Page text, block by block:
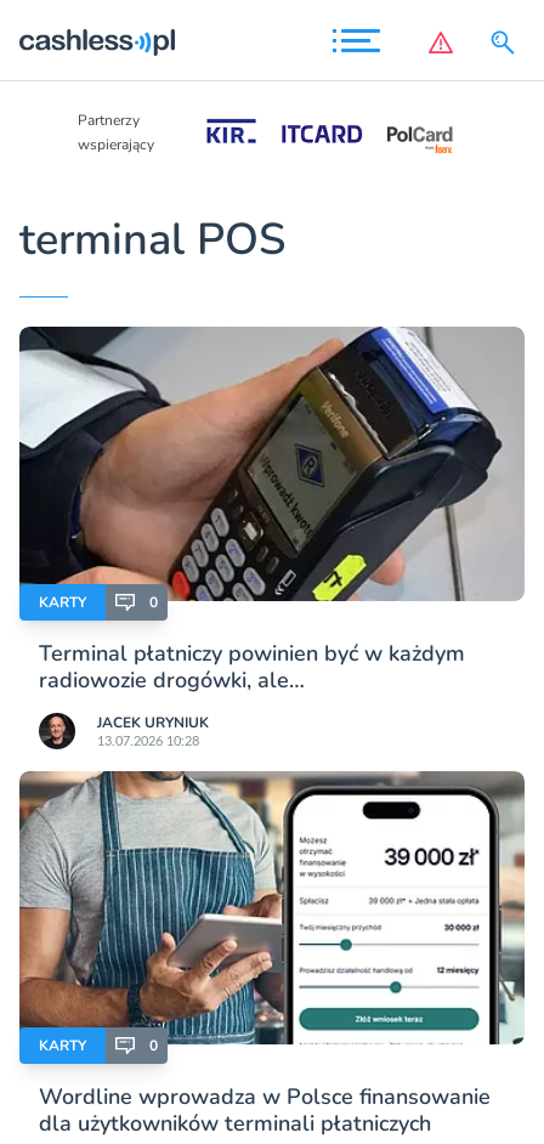
Partnerzy
wspierający
terminal POS
KARTY 0
Terminal płatniczy powinien być w każdym
radiowozie drogówki, ale…
JACEK URYNIUK
13.07.2026 10:28
KARTY 0
Wordline wprowadza w Polsce finansowanie
dla użytkowników terminali płatniczych